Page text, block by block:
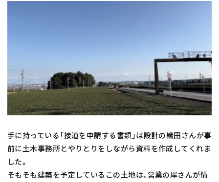
手に持っている「接道を申請する書類」は設計の織田さんが事
前に土木事務所とやりとりをしながら資料を作成してくれま
した。
そもそも建築を予定しているこの土地は、営業の岸さんが情